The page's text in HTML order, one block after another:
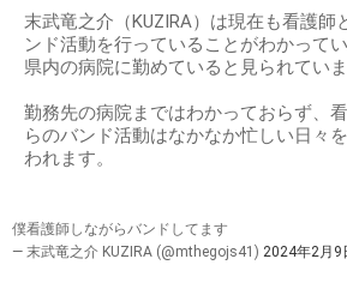
末武竜之介（KUZIRA）は現在も看護師
ンド活動を行っていることがわかって
県内の病院に勤めていると見られていま
勤務先の病院まではわかっておらず、
らのバンド活動はなかなか忙しい日々
われます。
僕看護師しながらバンドしてます
— 末武竜之介 KUZIRA (@mthegojs41) 2024年2月9